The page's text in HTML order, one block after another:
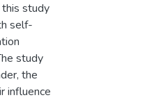
study
self-
study
the
influence